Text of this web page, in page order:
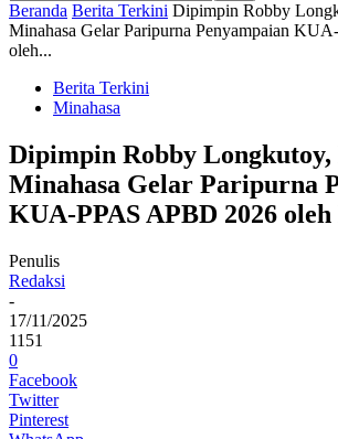
Beranda Berita Terkini Dipimpin Robby
Minahasa Gelar Paripurna Penyampaian
oleh...
Berita Terkini
Minahasa
Dipimpin Robby Longkutoy,
Minahasa Gelar Paripurna
KUA-PPAS APBD 2026
Penulis
Redaksi
-
17/11/2025
1151
0
Facebook
Twitter
Pinterest